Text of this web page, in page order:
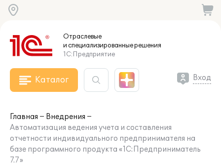
Отраслевые
и специализированныерешения
1С:Предприятие
Каталог Вход
Главная
Внедрения
Автоматизация ведения учета и составления
отчетности индивидуального предпринимателя на
базе программного продукта «1С:Предприниматель
7.7»